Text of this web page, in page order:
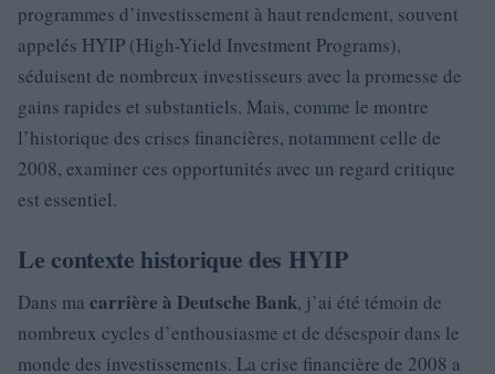
programmes d’investissement à haut rendement, souvent
appelés HYIP (High-Yield Investment Programs),
séduisent de nombreux investisseurs avec la promesse de
gains rapides et substantiels. Mais, comme le montre
l’historique des crises financières, notamment celle de
2008, examiner ces opportunités avec un regard critique
est essentiel.
Le contexte historique des HYIP
Dans ma carrière à Deutsche Bank, j’ai été témoin de
nombreux cycles d’enthousiasme et de désespoir dans le
monde des investissements. La crise financière de 2008 a